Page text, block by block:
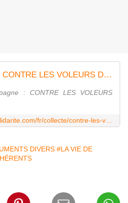
Campagne de dons : CONTRE LES VOLEURS D'ESCARGOTS !
: CONTRE LES VOLEURS
DIVERS #LA VIE DE